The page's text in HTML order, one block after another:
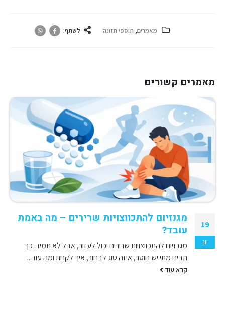
מאמרים, תוספי תזונה לשתף:
מאמרים קשורים
19
יונ
מגנזיום להתכווצויות שרירים – מה באמת
עובד?
מגנזיום להתכווצויות שרירים יכול לעזור, אבל לא תמיד. כך
תבינו מתי יש חוסר, איזה סוג לבחור, איך לקחת ומה עוד...
קרא עוד